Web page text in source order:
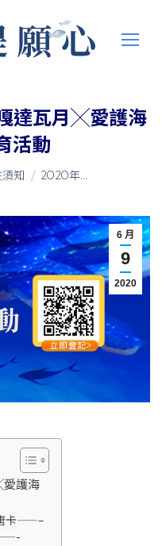
達瓦月╳愛護海
活動
知 2O2O年...
6 月
9
2020
護海
卡——–